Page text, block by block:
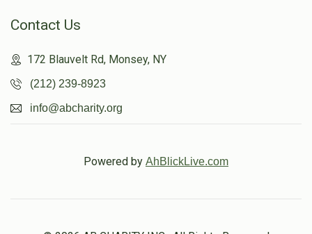
Contact Us
172 Blauvelt Rd, Monsey, NY
(212) 239-8923
info@abcharity.org
Powered by AhBlickLive.com